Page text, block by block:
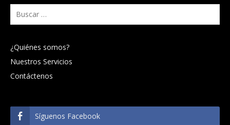
Buscar:
¿Quiénes somos?
Nuestros Servicios
Contáctenos
Síguenos Facebook